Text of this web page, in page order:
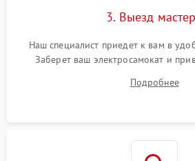
3. Выезд
Наш специалист приедет к вам в
Заберет ваш электросамокат и
Подробнее